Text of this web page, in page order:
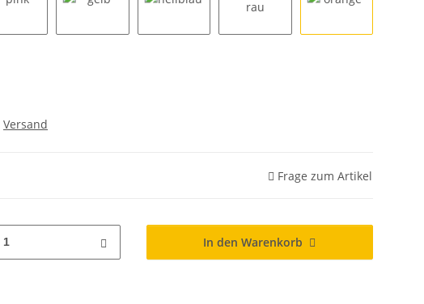
Versand
Frage zum Artikel
In den Warenkorb